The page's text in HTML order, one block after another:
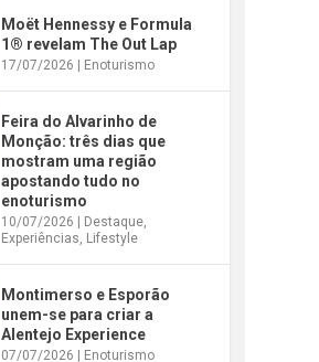
Moët Hennessy e Formula
1® revelam The Out Lap
17/07/2026 | Enoturismo
Feira do Alvarinho de
Monção: três dias que
mostram uma região
apostando tudo no
enoturismo
10/07/2026 | Destaque,
Experiências, Lifestyle
Montimerso e Esporão
unem-se para criar a
Alentejo Experience
07/07/2026 | Enoturismo